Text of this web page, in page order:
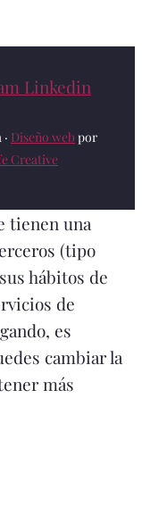
Linkedin
Diseño webpor
Creative
tienen una
(tipo
hábitos de
de
es
cambiar la
más